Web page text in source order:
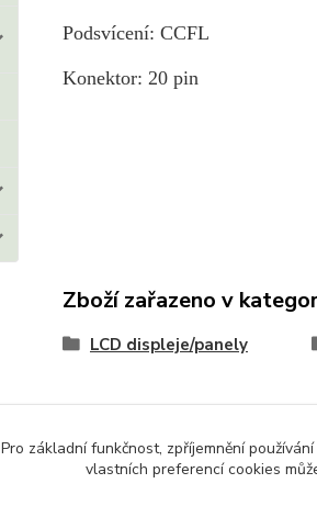
Podsvícení: CCFL
Konektor: 20 pin
Zboží zařazeno v
LCD displeje/panely
Pro základní funkčnost, zpříjemnění
vlastních preferencí cookies